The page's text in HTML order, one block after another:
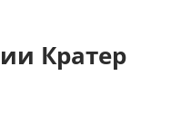
Кратер